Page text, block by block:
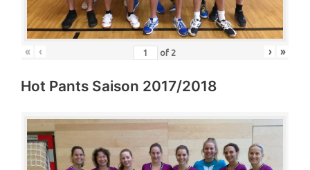
« ‹ of 2 › »
Hot Pants Saison 2017/2018